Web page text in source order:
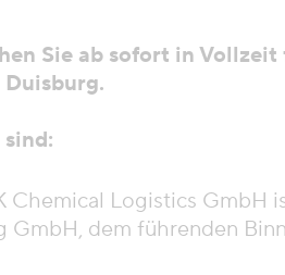
Sie ab sofort in
Duisburg.
Chemical Logistics GmbH
GmbH, dem führenden